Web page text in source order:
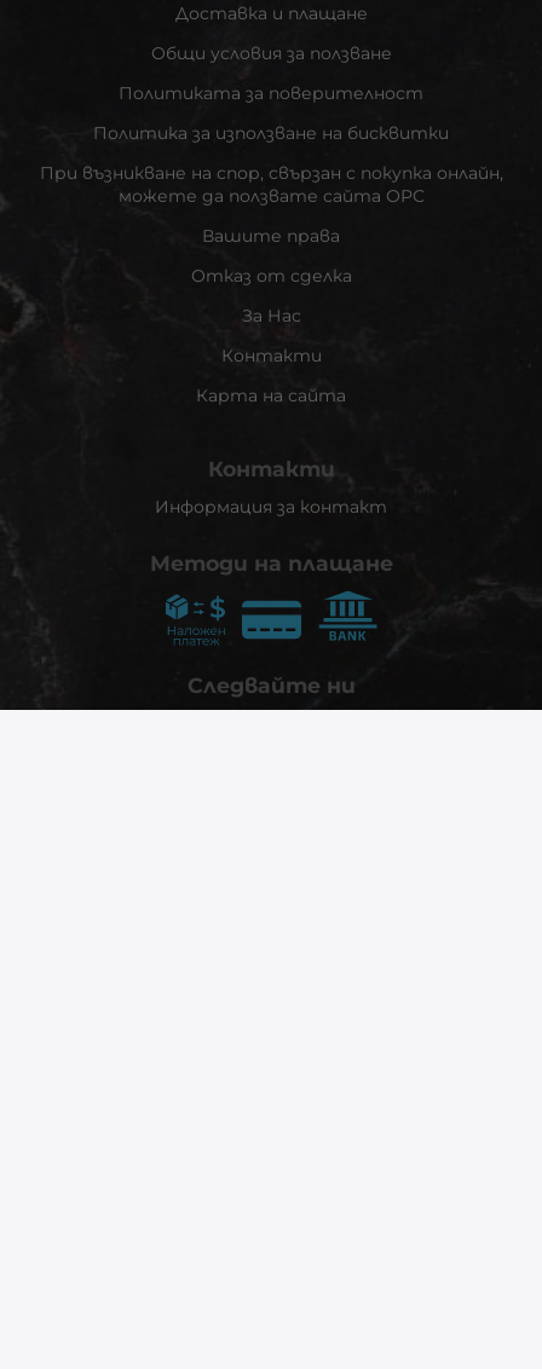
Доставка и плащане
Общи условия за ползване
Политиката за поверителност
Политика за използване на бисквитки
При възникване на спор, свързан с покупка онлайн,
можете да ползвате сайта ОРС
Вашите права
Отказ от сделка
За Нас
Контакти
Карта на сайта
Контакти
Информация за контакт
Методи на плащане
Следвайте ни